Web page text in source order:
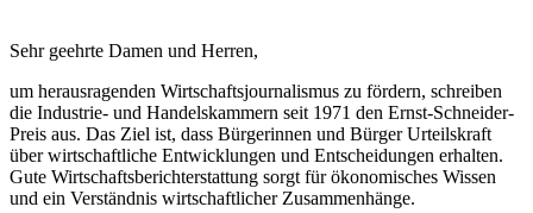
Sehr geehrte Damen und Herren,
um herausragenden Wirtschaftsjournalismus zu fördern, schreiben
die Industrie- und Handelskammern seit 1971 den Ernst-Schneider-
Preis aus. Das Ziel ist, dass Bürgerinnen und Bürger Urteilskraft
über wirtschaftliche Entwicklungen und Entscheidungen erhalten.
Gute Wirtschaftsberichterstattung sorgt für ökonomisches Wissen
und ein Verständnis wirtschaftlicher Zusammenhänge.